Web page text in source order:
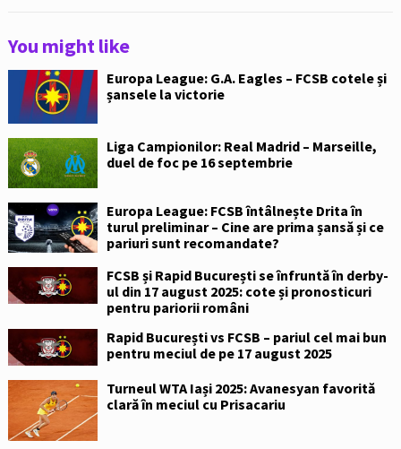
You might like
Europa League: G.A. Eagles – FCSB cotele și
șansele la victorie
Liga Campionilor: Real Madrid – Marseille,
duel de foc pe 16 septembrie
Europa League: FCSB întâlnește Drita în
turul preliminar – Cine are prima șansă și ce
pariuri sunt recomandate?
FCSB și Rapid București se înfruntă în derby-
ul din 17 august 2025: cote și pronosticuri
pentru pariorii români
Rapid București vs FCSB – pariul cel mai bun
pentru meciul de pe 17 august 2025
Turneul WTA Iași 2025: Avanesyan favorită
clară în meciul cu Prisacariu